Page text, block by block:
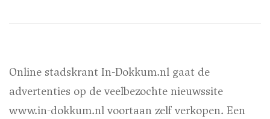
Online stadskrant In-Dokkum.nl gaat de
advertenties op de veelbezochte nieuwssite
www.in-dokkum.nl voortaan zelf verkopen. Een